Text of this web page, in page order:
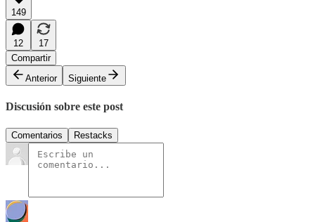
149
12
17
Compartir
Anterior
Siguiente
Discusión sobre este post
Comentarios Restacks